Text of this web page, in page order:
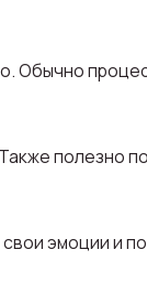
Обычно
полезно
эмоции и